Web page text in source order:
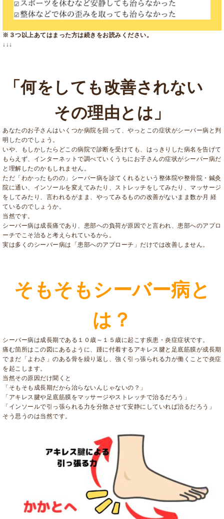
※３つ以上あてはまった方は続きをお読みください。
↓↓↓
「何をしても改善されない
その理由とは」
あなたのお子さんはいくつか病院を回って、やっとこの症状がシーバー病と判
明したのでしょう。
いや、もしかしたらどこの病院で診断を受けても、はっきりした病名を告げて
もらえず、インターネットで調べていくうちにお子さんの症状がシーバー病だ
と理解したのかもしれません。
ただ「わかったものの」シーバー病を診てくれるという整体院や整骨院・鍼灸
院に通い、インソールを変えてみたり、ストレッチをしてみたり、マッサージ
をしてみたり、言われるがまま、やってみるものの改善がないまま数か月 経
ているのでしょうか。
当然です。
シーバー病は成長痛であり、患部への負荷が原因でと言われ、患部へのアプロ
ーチでこそ治ると考えられているから。
実は多くのシーバー病は「患部へのアプローチ」だけでは改善しません。
そもそもシーバー病と
は？
シーバー病は成長期である１０歳～１５歳に起こす疾患・炎症症状です。
痛む箇所はこの図にあるように、踵に付着するアキレス腱と足底筋膜が成長期
でまだ「よわさ」のある骨を繰り返し、強く引っ張られる力が働くことで炎症
を起こします。
当然その原因だけ聞くと
「そもそも成長期だから治らないんじゃないの？」
「アキレス腱や足底筋膜をマッサージやストレッチで治るだろう」
「インソールで引っ張られる力を分散させて安静にしていれば治るだろう」
そう思うのは当然です。